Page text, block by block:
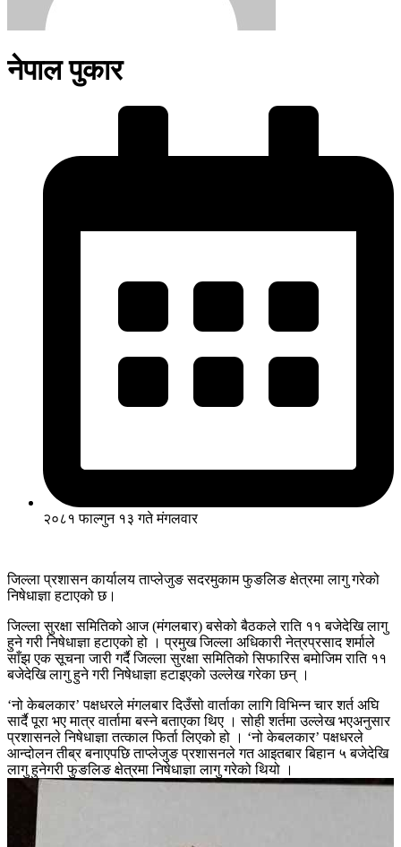
नेपाल पुकार
२०८१ फाल्गुन १३ गते मंगलवार
जिल्ला प्रशासन कार्यालय ताप्लेजुङ सदरमुकाम फुङलिङ क्षेत्रमा लागु गरेको
निषेधाज्ञा हटाएको छ।
जिल्ला सुरक्षा समितिको आज (मंगलबार) बसेको बैठकले राति ११ बजेदेखि लागु
हुने गरी निषेधाज्ञा हटाएको हो । प्रमुख जिल्ला अधिकारी नेत्रप्रसाद शर्माले
साँझ एक सूचना जारी गर्दै जिल्ला सुरक्षा समितिको सिफारिस बमोजिम राति ११
बजेदेखि लागु हुने गरी निषेधाज्ञा हटाइएको उल्लेख गरेका छन् ।
‘नो केबलकार’ पक्षधरले मंगलबार दिउँसो वार्ताका लागि विभिन्न चार शर्त अघि
सार्दै पूरा भए मात्र वार्तामा बस्ने बताएका थिए । सोही शर्तमा उल्लेख भएअनुसार
प्रशासनले निषेधाज्ञा तत्काल फिर्ता लिएको हो । ‘नो केबलकार’ पक्षधरले
आन्दोलन तीब्र बनाएपछि ताप्लेजुङ प्रशासनले गत आइतबार बिहान ५ बजेदेखि
लागु हुनेगरी फुङलिङ क्षेत्रमा निषेधाज्ञा लागु गरेको थियो ।